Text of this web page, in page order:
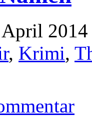
April
, Krimi,